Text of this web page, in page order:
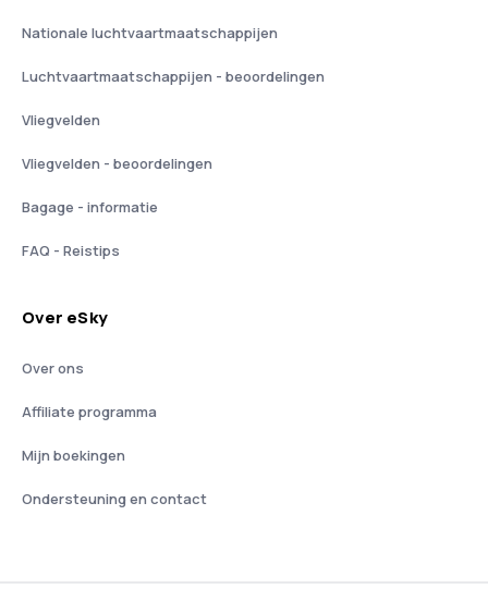
Nationale luchtvaartmaatschappijen
Luchtvaartmaatschappijen - beoordelingen
Vliegvelden
Vliegvelden - beoordelingen
Bagage - informatie
FAQ - Reistips
Over eSky
Over ons
Affiliate programma
Mijn boekingen
Ondersteuning en contact